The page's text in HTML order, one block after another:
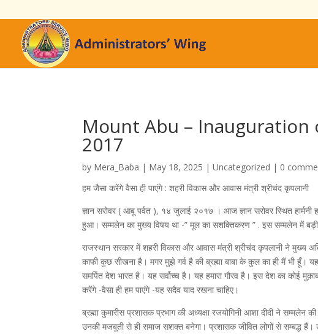
Mount Abu –
2017
by Mera_Baba | May 18, 2025 |Uncategorized | 0
हम जैसा करेंगे वैसा ही पाएंगे : शहरी विकास और आवास मंत्री श्रीचंद कृपलानी
ज्ञान सरोवर ( आबू पर्वत ), १४ जुलाई २०१७ । आज ज्ञान सरोवर स्थित
हुआ। सम्मलेन का मुख्य विषय था -” मूल का सशक्तिकरण ” . इस सम्मलेन में
​​राजस्थान सरकार में शहरी विकास और आवास मंत्री श्रीचंद कृपलानी ने मुख्य
काफी कुछ सीखना है। मगर मुझे गर्व है की ब्रह्मा बाबा के कुल का ही मैं भी हूँ।
समर्पित देश भारत है। यह सर्वोच्च है। यह हमारा गौरव है। इस देश का कोई
करेंगे -वैसा ही हम पाएंगे -यह सदैव याद रखना चाहिए। ​
ब्रह्मा कुमारीस प्रशासक प्रभाग की अध्यक्षा रजयोगिनी आशा दीदी ने
उनकी मजबूती से ही समाज सशक्त बनेगा। प्रशासक जीवित लोगों से सम्बद्ध